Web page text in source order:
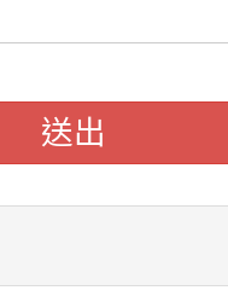
售可依需
售可依需
台式料
送出